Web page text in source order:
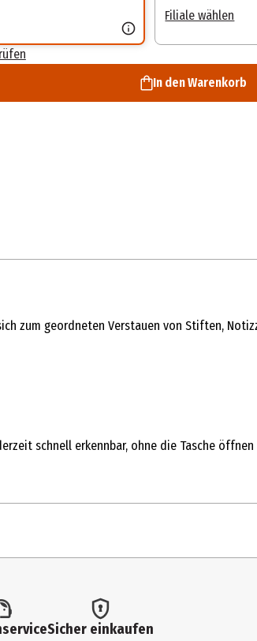
Filiale wählen
In den Warenkorb
zum geordneten Verstauen von Stiften,
schnell erkennbar, ohne die Tasche öffnen
Sicher einkaufen